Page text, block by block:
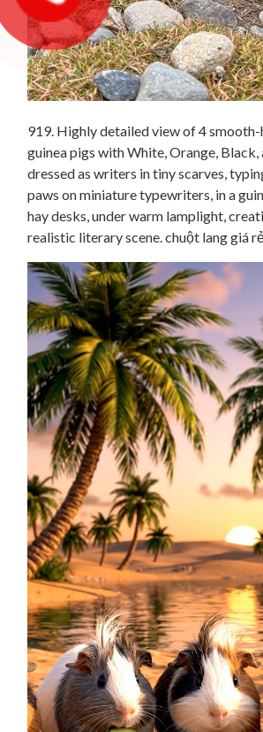
919. Highly detailed view of 4
guinea pigs with White, Orange, Black,
dressed as writers in tiny scarves,
paws on miniature typewriters, in a
hay desks, under warm lamplight,
realistic literary scene. chuột lang giá